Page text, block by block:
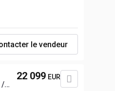
le vendeur
/
22 099 EUR